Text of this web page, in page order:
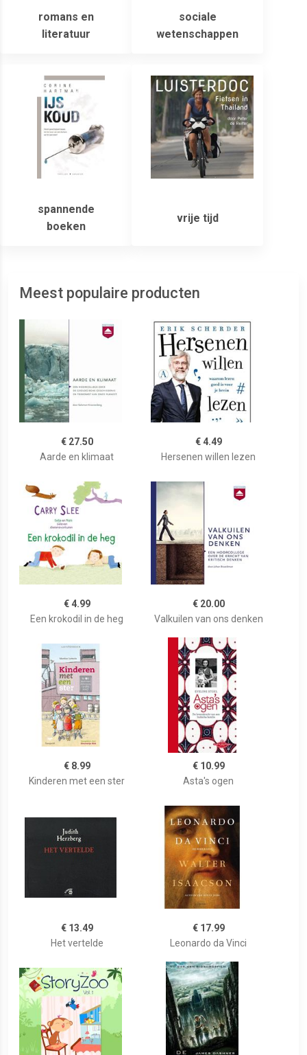
romans en
literatuur
sociale
wetenschappen
spannende
boeken
vrije tijd
Meest populaire producten
€ 27.50
Aarde en klimaat
€ 4.49
Hersenen willen lezen
€ 4.99
Een krokodil in de heg
€ 20.00
Valkuilen van ons denken
€ 8.99
Kinderen met een ster
€ 10.99
Asta's ogen
€ 13.49
Het vertelde
€ 17.99
Leonardo da Vinci